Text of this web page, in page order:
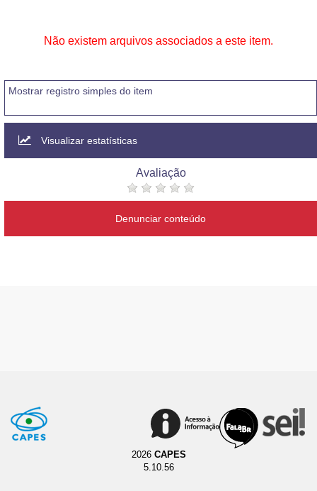
Não existem arquivos associados a este item.
Mostrar registro simples do item
Visualizar estatísticas
Avaliação
Denunciar conteúdo
2026 CAPES
5.10.56